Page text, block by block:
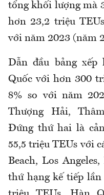
tổng khối lượng mà
hơn 23,2 triệu
với năm 2023 (năm
Dẫn đầu bảng xếp
Quốc với hơn 300
8% so với năm
Thượng Hải,
Đứng thứ hai là
55,5 triệu TEUs với
Beach, Los
thứ hạng kế tiếp lần